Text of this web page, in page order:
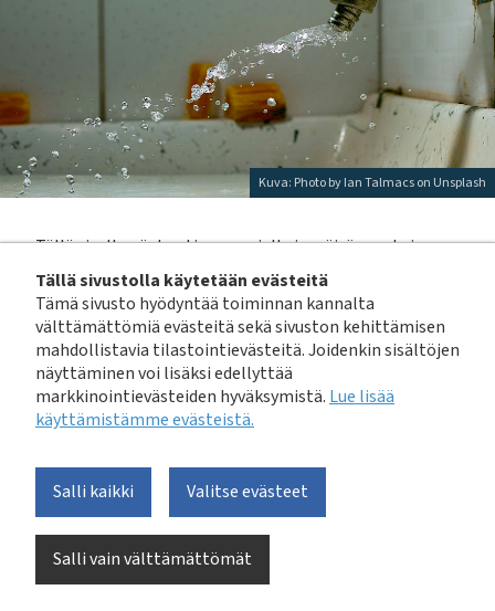
Tällä sivustolla käytetään evästeitä
Tämä sivusto hyödyntää toiminnan kannalta
välttämättömiä evästeitä sekä sivuston kehittämisen
mahdollistavia tilastointievästeitä. Joidenkin sisältöjen
näyttäminen voi lisäksi edellyttää
markkinointievästeiden hyväksymistä. Lue lisää
käyttämistämme evästeistä.​​​​​​
Salli kaikki
Salli vain välttämättömät
Valitse evästeet
Kuva: Photo by Ian Talmacs on Unsplash
Tällä sivulla näet uutisemme julkaisupäivän mukaisessa
aikajärjestyksessä. Voit myös selata uutisia
avainsanoittain klikkaamalla haluamaasi avainsanaa
tästä:
hallinto ja talous,hulevesi,julkaisut,jäsenyys,jätevesi,
kehittämisrahasto,kiertotalous,koulutus &
tapahtuma,lainsäädäntö,liete,
pumppaamot,vesihuolto laajasti,
vesihuoltopäivä,
viestintä,jäsenten uutisia